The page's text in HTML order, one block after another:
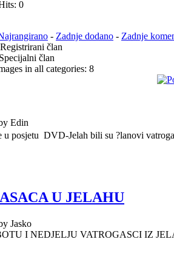
0
- Zadnje dodano - Zadnje
član
član
in all categories: 8
Edin
u posjetu DVD-Jelah bili su ?lanovi
U JELAHU
Jasko
I NEDJELJU VATROGASCI IZ